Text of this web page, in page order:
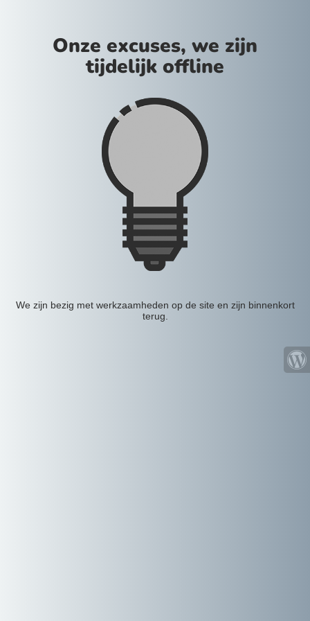
Onze excuses, we zijn
tijdelijk offline
We zijn bezig met werkzaamheden op de site en zijn binnenkort
terug.